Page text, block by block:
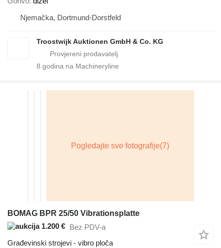
Njemačka, Dortmund-Dorstfeld
Troostwijk Auktionen GmbH & Co. KG
8 godina na Machineryline
BOMAG BPR 25/50 Vibrationsplatte
1.200 € Bez PDV-a
Građevinski strojevi - vibro ploča